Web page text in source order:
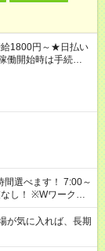
1800円～★日払い
開始時は手続き完
ークの
はご案内できませ
保険への加入対象
則禁止）により、
があります
気に入れば、長期